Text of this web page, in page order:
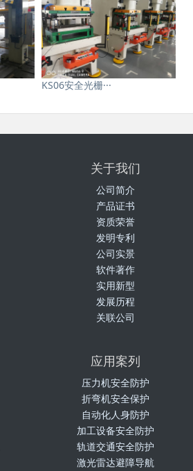
KS06安全光栅···
关于我们
公司简介
产品证书
资质荣誉
发明专利
公司实景
软件著作
实用新型
发展历程
关联公司
应用案列
压力机安全防护
折弯机安全保护
自动化人身防护
加工设备安全防护
轨道交通安全防护
激光雷达避障导航